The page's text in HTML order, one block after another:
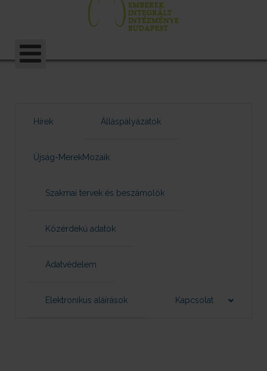
Hírek Álláspályázatok
Újság-MerekMozaik
Szakmai tervek és beszámolók
Közérdekű adatok
Adatvédelem
Elektronikus aláírások Kapcsolat